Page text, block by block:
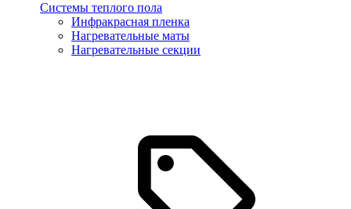
Системы теплого пола
Инфракрасная пленка
Нагревательные маты
Нагревательные секции